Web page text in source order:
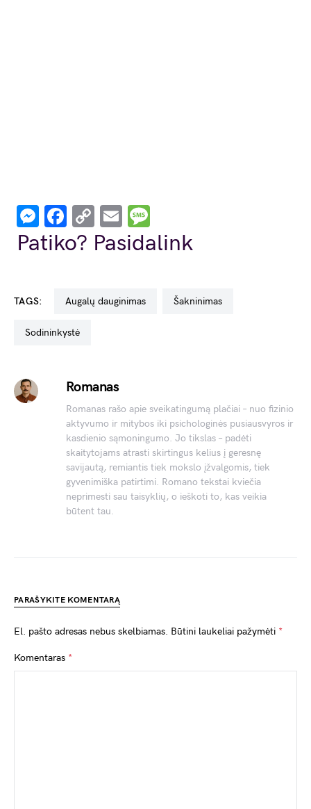
Messenger
Facebook
Copy
Link
Email
Patiko? Pasidalink
TAGS: augalų dauginimas šakninimas
sodininkystė
Romanas
Romanas rašo apie sveikatingumą plačiai – nuo fizinio
aktyvumo ir mitybos iki psichologinės pusiausvyros ir
kasdienio sąmoningumo. Jo tikslas – padėti
skaitytojams atrasti skirtingus kelius į geresnę
savijautą, remiantis tiek mokslo įžvalgomis, tiek
gyvenimiška patirtimi. Romano tekstai kviečia
neprimesti sau taisyklių, o ieškoti to, kas veikia
būtent tau.
PARAŠYKITE KOMENTARĄ
El. pašto adresas nebus skelbiamas. Būtini laukeliai pažymėti *
Komentaras *